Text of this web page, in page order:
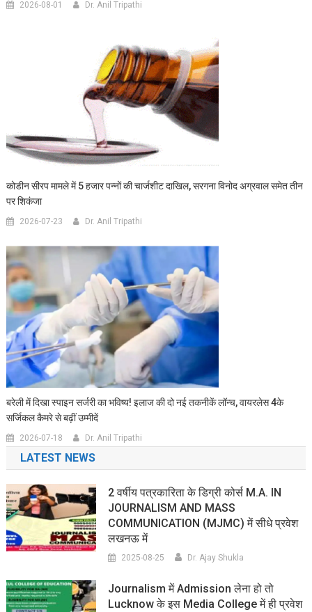
2026-08-01 Dr. Anil Tripathi
कोडीन सीरप मामले में 5 हजार पन्नों की चार्जशीट दाखिल, सरगना विनोद अग्रवाल समेत तीन
पर शिकंजा
2026-07-23 Dr. Anil Tripathi
बरेली में दिखा स्पाइन सर्जरी का भविष्य! इलाज की दो नई तकनीकें लॉन्च, वायरलेस 4के
सर्जिकल कैमरे से बढ़ीं उम्मीदें
2026-07-18 Dr. Anil Tripathi
LATEST NEWS
2 वर्षीय पत्रकारिता के डिग्री कोर्स M.A. IN
JOURNALISM AND MASS
COMMUNICATION (MJMC) में सीधे प्रवेश
लखनऊ में
2025-08-25 Dr. Ajay Shukla
Journalism में Admission लेना हो तो
Lucknow के इस Media College में ही प्रवेश